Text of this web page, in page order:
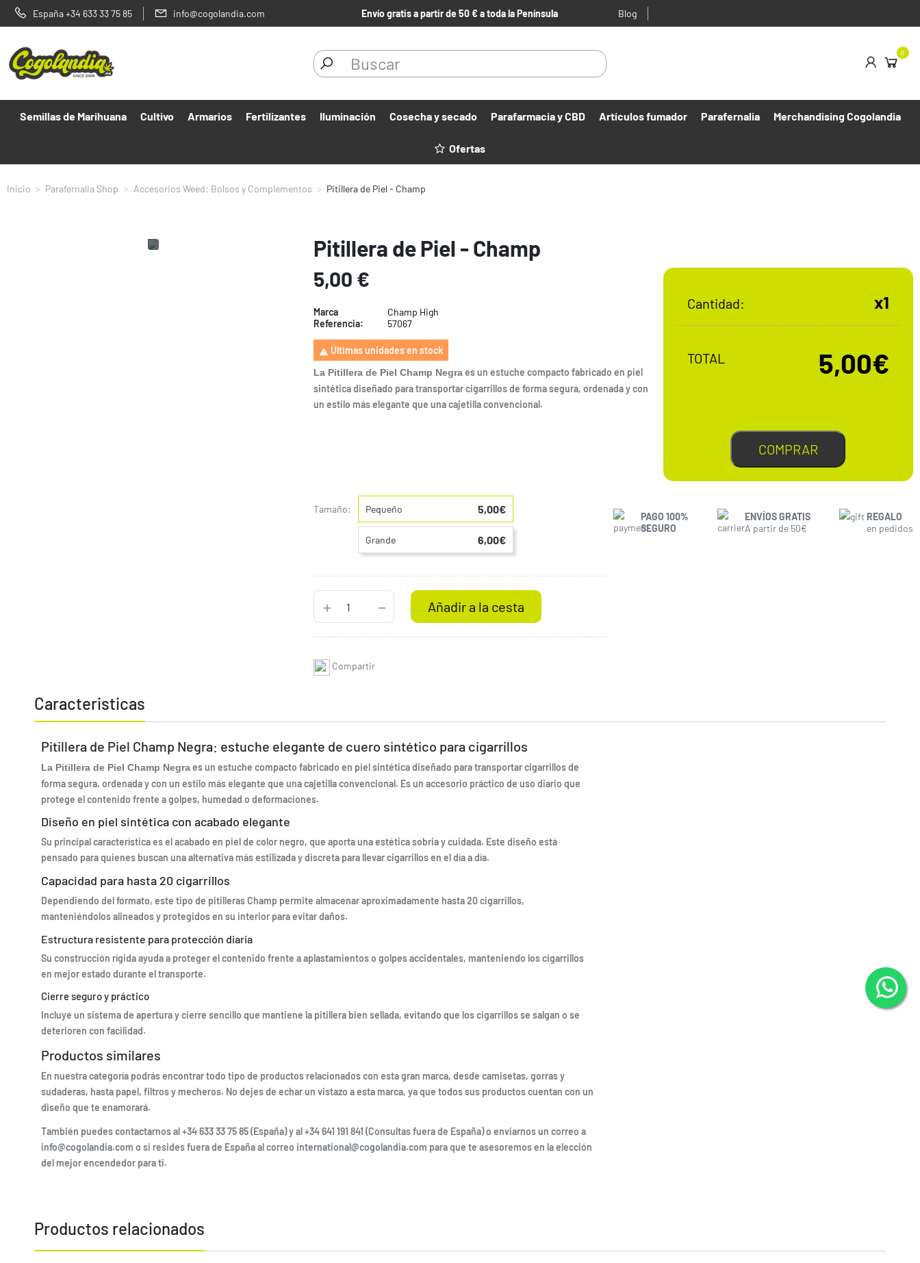
España +34 633 33 75 85 info@cogolandia.com Envío gratis a partir de 50 € a toda la Península Blog
0
Semillas de Marihuana Cultivo Armarios Fertilizantes Iluminación Cosecha y secado Parafarmacia y CBD Artículos fumador Parafernalia Merchandising Cogolandia
Ofertas
Inicio Parafernalia Shop Accesorios Weed: Bolsos y Complementos Pitillera de Piel - Champ
Pitillera de Piel - Champ
5,00 €
Marca
Champ High
Referencia:
57067
 Últimas unidades en stock
La Pitillera de Piel Champ Negraes un estuche compacto fabricado en piel
sintética diseñado para transportar cigarrillos de forma segura, ordenada y con
un estilo más elegante que una cajetilla convencional.
Cantidad: x1
TOTAL 5,00€
COMPRAR
Tamaño: Pequeño 5,00€
Grande 6,00€
Añadir a la cesta
Compartir
PAGO 100%
SEGURO
ENVÍOS GRATIS
A partir de 50€
REGALO
en pedidos
Caracteristicas
Pitillera de Piel Champ Negra: estuche elegante de cuero sintético para cigarrillos
La Pitillera de Piel Champ Negraes un estuche compacto fabricado en piel sintética diseñado para transportar cigarrillos de
forma segura, ordenada y con un estilo más elegante que una cajetilla convencional. Es un accesorio práctico de uso diario que
protege el contenido frente a golpes, humedad o deformaciones.
Diseño en piel sintética con acabado elegante
Su principal característica es el acabado en piel de color negro, que aporta una estética sobria y cuidada. Este diseño está
pensado para quienes buscan una alternativa más estilizada y discreta para llevar cigarrillos en el día a día.
Capacidad para hasta 20 cigarrillos
Dependiendo del formato, este tipo de pitilleras Champ permite almacenar aproximadamente hasta 20 cigarrillos,
manteniéndolos alineados y protegidos en su interior para evitar daños.
Estructura resistente para protección diaria
Su construcción rígida ayuda a proteger el contenido frente a aplastamientos o golpes accidentales, manteniendo los cigarrillos
en mejor estado durante el transporte.
Cierre seguro y práctico
Incluye un sistema de apertura y cierre sencillo que mantiene la pitillera bien sellada, evitando que los cigarrillos se salgan o se
deterioren con facilidad.
Productos similares
En nuestra categoría podrás encontrar todo tipo de productos relacionados con esta gran marca, desde camisetas, gorras y
sudaderas, hasta papel, filtros y mecheros. No dejes de echar un vistazo a esta marca, ya que todos sus productos cuentan con un
diseño que te enamorará.
También puedes contactarnos al +34 633 33 75 85 (España) y al +34 641 191 841 (Consultas fuera de España) o enviarnos un correo a
info@cogolandia.com o si resides fuera de España al correo international@cogolandia.com para que te asesoremos en la elección
del mejor encendedor para ti.
Productos relacionados